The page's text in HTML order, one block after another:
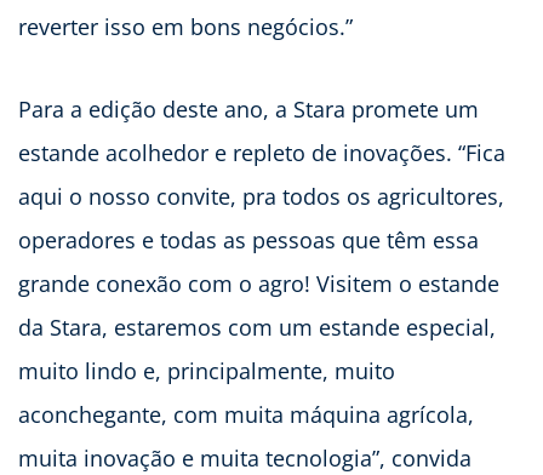
reverter isso em bons negócios.”
Para a edição deste ano, a Stara promete um
estande acolhedor e repleto de inovações. “Fica
aqui o nosso convite, pra todos os agricultores,
operadores e todas as pessoas que têm essa
grande conexão com o agro! Visitem o estande
da Stara, estaremos com um estande especial,
muito lindo e, principalmente, muito
aconchegante, com muita máquina agrícola,
muita inovação e muita tecnologia”, convida